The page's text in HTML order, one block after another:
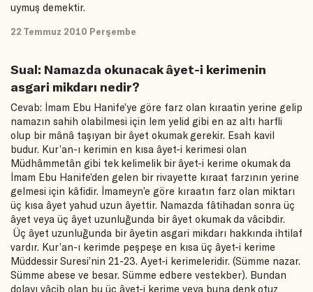
uymuş demektir.
22 Temmuz 2010 Perşembe
Sual: Namazda okunacak âyet-i kerimenin
asgari mikdarı nedir?
Cevab: İmam Ebu Hanife’ye göre farz olan kıraatin yerine gelip
namazın sahih olabilmesi için lem yelid gibi en az altı harfli
olup bir mânâ taşıyan bir âyet okumak gerekir. Esah kavil
budur. Kur’an-ı kerimin en kısa âyet-i kerimesi olan
Müdhâmmetân gibi tek kelimelik bir âyet-i kerime okumak da
İmam Ebu Hanife’den gelen bir rivayette kıraat farzının yerine
gelmesi için kâfidir. İmameyn’e göre kıraatın farz olan miktarı
üç kısa âyet yahud uzun âyettir. Namazda fâtihadan sonra üç
âyet veya üç âyet uzunluğunda bir âyet okumak da vâcibdir.
Üç âyet uzunluğunda bir âyetin asgari mikdarı hakkında ihtilaf
vardır. Kur’an-ı kerimde peşpeşe en kısa üç âyet-i kerime
Müddessir Suresi’nin 21-23. Ayet-i kerimeleridir. (Sümme nazar.
Sümme abese ve besar. Sümme edbere vestekber). Bundan
dolayı vâcib olan bu üç âyet-i kerime veya buna denk otuz